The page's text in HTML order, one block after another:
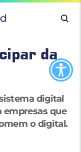
da
digital
empresas que
o digital.